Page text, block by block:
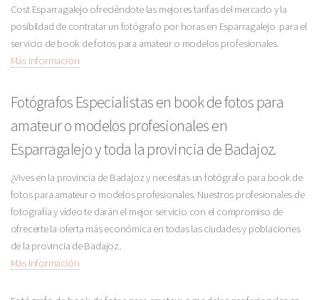
Cost Esparragalejo ofreciéndote las mejores tarifas del mercado y la
posibildad de contratar un fotógrafo por horas en Esparragalejo para el
servicio de book de fotos para amateur o modelos profesionales.
Más Información
Fotógrafos Especialistas en book de fotos para
amateur o modelos profesionales en
Esparragalejo y toda la provincia de Badajoz.
¿Vives en la provincia de Badajoz y necesitas un fotógrafo para book de
fotos para amateur o modelos profesionales. Nuestros profesionales de
fotografía y vídeo te darán el mejor servicio con el compromiso de
ofrecerte la oferta más económica en todas las ciudades y poblaciones
de la provincia de Badajoz.
Más Información